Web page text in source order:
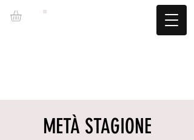
METÀ STAGIONE